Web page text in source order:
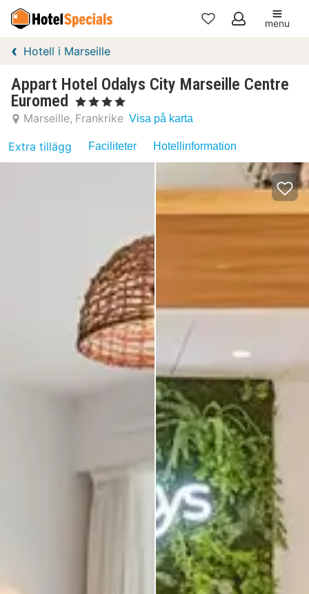
Mina
menu
Hotell i Marseille
Appart Hotel Odalys City Marseille Centre
Euromed
, 4 Stjärnor
Marseille Frankrike Visa på karta
Extra tillägg Faciliteter Hotellinformation